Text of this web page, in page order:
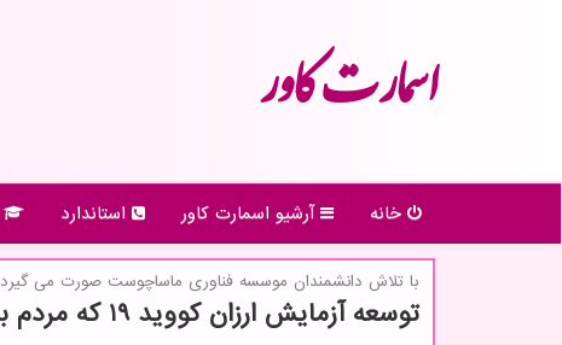
اسمارت كاور
خانه آرشیو اسمارت كاور استاندارد
با تلاش دانشمندان موسسه فناوری ماساچوست صورت می گیرد
توسعه آزمایش ارزان كووید 19 كه مردم بتوانند هر روز خویش را چك كنند